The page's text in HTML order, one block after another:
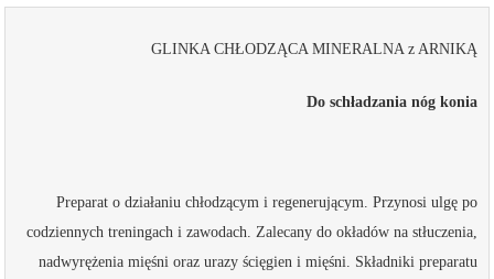
GLINKA CHŁODZĄCA MINERALNA z ARNIKĄ
Do schładzania nóg konia
Preparat o działaniu chłodzącym i regenerującym. Przynosi ulgę po
codziennych treningach i zawodach. Zalecany do okładów na stłuczenia,
nadwyrężenia mięśni oraz urazy ścięgien i mięśni. Składniki preparatu